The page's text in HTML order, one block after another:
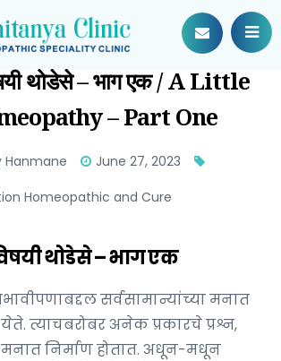
थोडेसे – भाग एक / A Little
– Part One
Hanmane
June 27, 2023
Homeopathic and Cure
थोडेसे – भाग एक
सर्वसामान्यांच्या मनात
त्याचबरोबर अनेक प्रकारचे प्रश्न,
निर्माण होतात. अधून-मधून